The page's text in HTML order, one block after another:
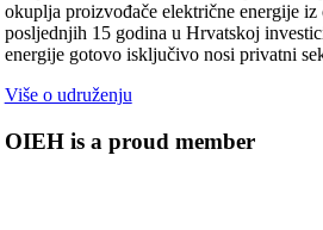
okuplja proizvođače električne energije
posljednjih 15 godina u Hrvatskoj
energije gotovo isključivo nosi privatni
Više o udruženju
OIEH is a proud member